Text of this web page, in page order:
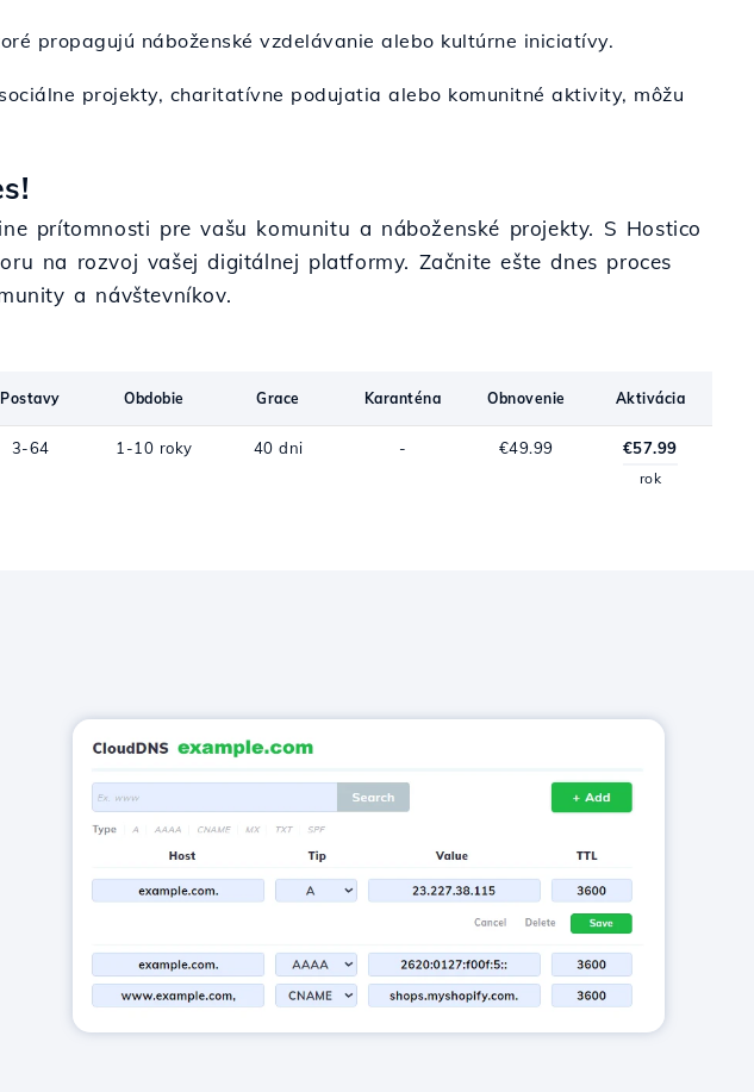
propagujú náboženské vzdelávanie alebo kultúrne iniciatívy.
projekty, charitatívne podujatia alebo komunitné aktivity, môžu
prítomnosti pre vašu komunitu a náboženské projekty. S Hostico
na rozvoj vašej digitálnej platformy. Začnite ešte dnes proces
a návštevníkov.
Postavy Obdobie Grace Karanténa Obnovenie Aktivácia
3-64 1-10 roky 40 dni - €49.99 €57.99
rok